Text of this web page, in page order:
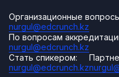
Организационные
nurgul@edcrunch.kz
По вопросам
nurgul@edcrunch.kz
Стать спикером:
nurgul@edcrunch.kz